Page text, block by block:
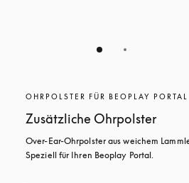
OHRPOLSTER FÜR BEOPLAY PORTAL
Zusätzliche Ohrpolster
Over-Ear-Ohrpolster aus weichem
Speziell für Ihren Beoplay Portal.